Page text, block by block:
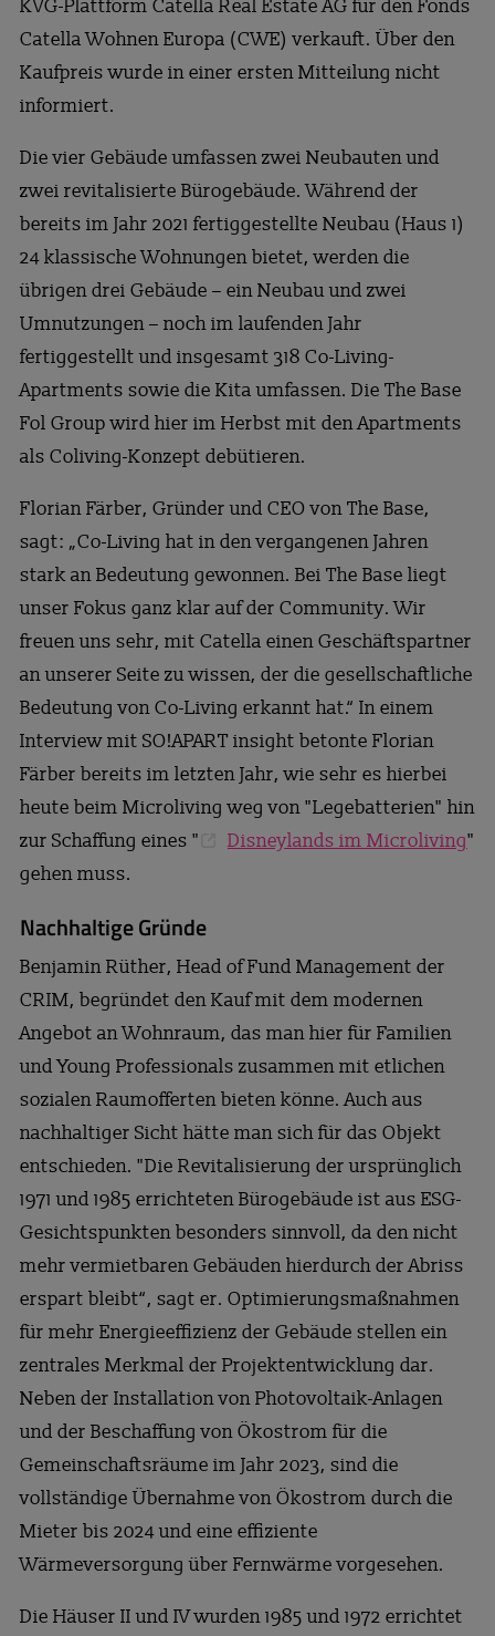
KVG-Plattform Catella Real Estate AG für den Fonds
Catella Wohnen Europa (CWE) verkauft. Über den
Kaufpreis wurde in einer ersten Mitteilung nicht
informiert.
Die vier Gebäude umfassen zwei Neubauten und
zwei revitalisierte Bürogebäude. Während der
bereits im Jahr 2021 fertiggestellte Neubau (Haus 1)
24 klassische Wohnungen bietet, werden die
übrigen drei Gebäude – ein Neubau und zwei
Umnutzungen – noch im laufenden Jahr
fertiggestellt und insgesamt 318 Co-Living-
Apartments sowie die Kita umfassen. Die The Base
Fol Group wird hier im Herbst mit den Apartments
als Coliving-Konzept debütieren.
Florian Färber, Gründer und CEO von The Base,
sagt: „Co-Living hat in den vergangenen Jahren
stark an Bedeutung gewonnen. Bei The Base liegt
unser Fokus ganz klar auf der Community. Wir
freuen uns sehr, mit Catella einen Geschäftspartner
an unserer Seite zu wissen, der die gesellschaftliche
Bedeutung von Co-Living erkannt hat.“ In einem
Interview mit SO!APART insight betonte Florian
Färber bereits im letzten Jahr, wie sehr es hierbei
heute beim Microliving weg von "Legebatterien" hin
zur Schaffung eines "
Disneylands im Microliving"
gehen muss.
Nachhaltige Gründe
Benjamin Rüther, Head of Fund Management der
CRIM, begründet den Kauf mit dem modernen
Angebot an Wohnraum, das man hier für Familien
und Young Professionals zusammen mit etlichen
sozialen Raumofferten bieten könne. Auch aus
nachhaltiger Sicht hätte man sich für das Objekt
entschieden. "Die Revitalisierung der ursprünglich
1971 und 1985 errichteten Bürogebäude ist aus ESG-
Gesichtspunkten besonders sinnvoll, da den nicht
mehr vermietbaren Gebäuden hierdurch der Abriss
erspart bleibt“, sagt er. Optimierungsmaßnahmen
für mehr Energieeffizienz der Gebäude stellen ein
zentrales Merkmal der Projektentwicklung dar.
Neben der Installation von Photovoltaik-Anlagen
und der Beschaffung von Ökostrom für die
Gemeinschaftsräume im Jahr 2023, sind die
vollständige Übernahme von Ökostrom durch die
Mieter bis 2024 und eine effiziente
Wärmeversorgung über Fernwärme vorgesehen.
Die Häuser II und IV wurden 1985 und 1972 errichtet